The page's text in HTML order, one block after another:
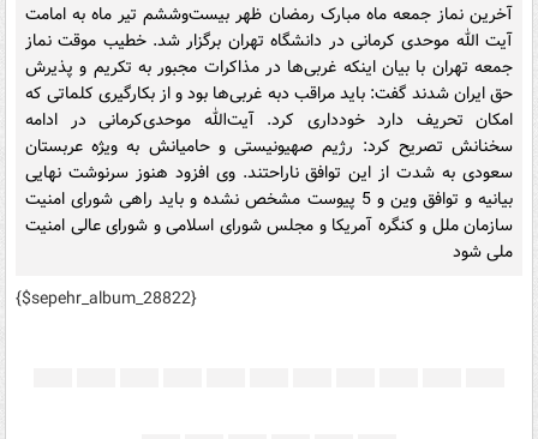
آخرین نماز جمعه ماه مبارک رمضان ظهر بیست‌وششم تیر ماه به امامت
آیت الله موحدی کرمانی در دانشگاه تهران برگزار شد. خطیب موقت نماز
جمعه تهران با بیان اینکه غربی‌ها در مذاکرات مجبور به تکریم و پذیرش
حق ایران شدند گفت: باید مراقب دبه غربی‌ها بود و از بکارگیری کلماتی که
امکان تحریف دارد خودداری کرد. آیت‌الله موحدی‌کرمانی در ادامه
سخنانش تصریح کرد: رژیم صهیونیستی و حامیانش به‌ ویژه عربستان
سعودی به شدت از این توافق ناراحتند. وی افزود هنوز سرنوشت نهایی
بیانیه و توافق وین و 5 پیوست مشخص نشده و باید راهی شورای امنیت
سازمان ملل و کنگره آمریکا و مجلس شورای اسلامی و شورای عالی امنیت
ملی شود
{$sepehr_album_28822}